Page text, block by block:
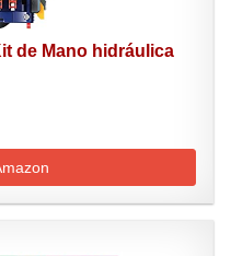
de Mano hidráulica